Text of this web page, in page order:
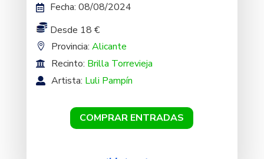
Fecha: 08/08/2024
Desde 18 €
Provincia: Alicante
Recinto: Brilla Torrevieja
Artista: Luli Pampín
COMPRAR ENTRADAS